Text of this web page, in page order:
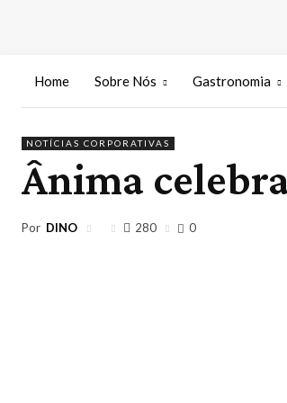
Home Sobre Nós Gastronomia
NOTÍCIAS CORPORATIVAS
Ânima
Por DINO 280 0